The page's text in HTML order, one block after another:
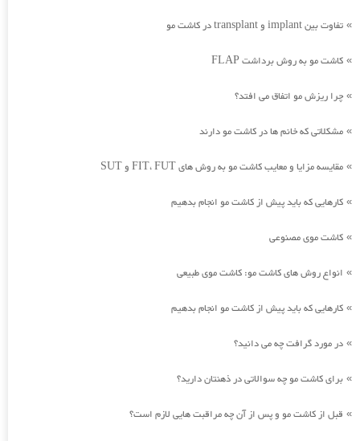
» تفاوت بین implant و transplant در کاشت مو
» کاشت مو به روش برداشت FLAP
» چرا ریزش مو اتفاق می افتد؟
» مشکلاتی که خانم ها در کاشت مو دارند
» مقایسه مزایا و معایب کاشت مو به روش های FIT، FUT و SUT
» کارهایی که باید پیش از کاشت مو انجام بدهیم
» کاشت موی مصنوعی
» انواع روش های کاشت مو: کاشت موی طبیعی
» کارهایی که باید پیش از کاشت مو انجام بدهیم
» در مورد گرافت چه می دانید؟
» برای کاشت مو چه سوالاتی در ذهنتان دارید؟
» قبل از کاشت مو و پس از آن چه مراقبت هایی لازم است؟